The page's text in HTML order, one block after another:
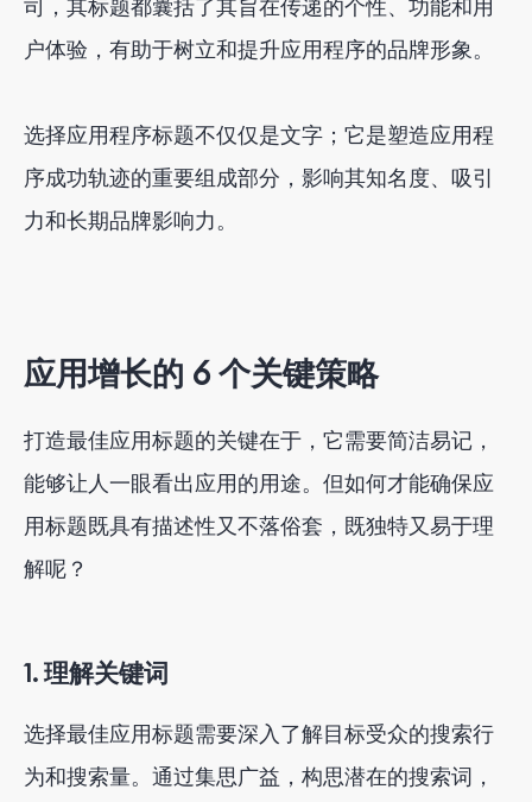
司，其标题都囊括了其旨在传递的个性、功能和用
户体验，有助于树立和提升应用程序的品牌形象。
选择应用程序标题不仅仅是文字；它是塑造应用程
序成功轨迹的重要组成部分，影响其知名度、吸引
力和长期品牌影响力。
应用增长的 6 个关键策略
打造最佳应用标题的关键在于，它需要简洁易记，
能够让人一眼看出应用的用途。但如何才能确保应
用标题既具有描述性又不落俗套，既独特又易于理
解呢？
1. 理解关键词
选择最佳应用标题需要深入了解目标受众的搜索行
为和搜索量。通过集思广益，构思潜在的搜索词，